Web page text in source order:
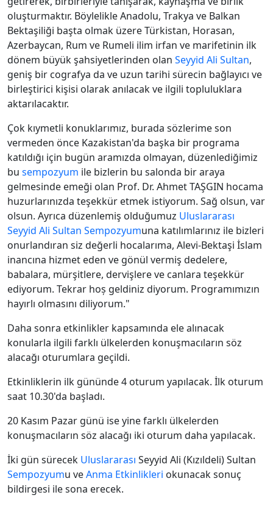
oluşturmaktır. Böylelikle Anadolu, Trakya ve Balkan
Bektaşiliği başta olmak üzere Türkistan, Horasan,
Azerbaycan, Rum ve Rumeli ilim irfan ve marifetinin ilk
dönem büyük şahsiyetlerinden olan Seyyid Ali Sultan,
geniş bir cografya da ve uzun tarihi sürecin bağlayıcı ve
birleştirici kişisi olarak anılacak ve ilgili topluluklara
aktarılacaktır.
Çok kıymetli konuklarımız, burada sözlerime son
vermeden önce Kazakistan'da başka bir programa
katıldığı için bugün aramızda olmayan, düzenlediğimiz
bu sempozyum ile bizlerin bu salonda bir araya
gelmesinde emeği olan Prof. Dr. Ahmet TAŞGIN hocama
huzurlarınızda teşekkür etmek istiyorum. Sağ olsun, var
olsun. Ayrıca düzenlemiş olduğumuz Uluslararası
Seyyid Ali Sultan Sempozyumuna katılımlarınız ile bizleri
onurlandıran siz değerli hocalarıma, Alevi-Bektaşi İslam
inancına hizmet eden ve gönül vermiş dedelere,
babalara, mürşitlere, dervişlere ve canlara teşekkür
ediyorum. Tekrar hoș geldiniz diyorum. Programımızın
hayırlı olmasını diliyorum."
Daha sonra etkinlikler kapsamında ele alınacak
konularla ilgili farklı ülkelerden konuşmacıların söz
alacağı oturumlara geçildi.
Etkinliklerin ilk gününde 4 oturum yapılacak. İlk oturum
saat 10.30'da başladı.
20 Kasım Pazar günü ise yine farklı ülkelerden
konuşmacıların söz alacağı iki oturum daha yapılacak.
İki gün sürecek Uluslararası Seyyid Ali (Kızıldeli) Sultan
Sempozyumu veAnma Etkinlikleri okunacak sonuç
bildirgesi ile sona erecek.